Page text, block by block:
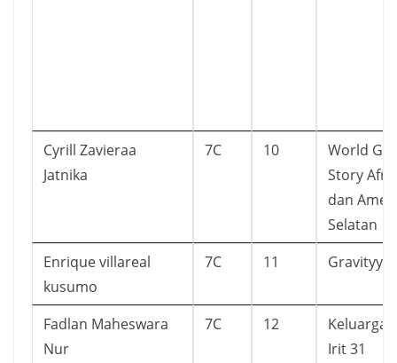
Cyrill Zavieraa
Jatnika
7C 10
World
Story
dan
Selatan
Enrique villareal
kusumo
7C 11 Gravityy
Fadlan Maheswara
Nur
7C 12
Keluarga
Irit 31